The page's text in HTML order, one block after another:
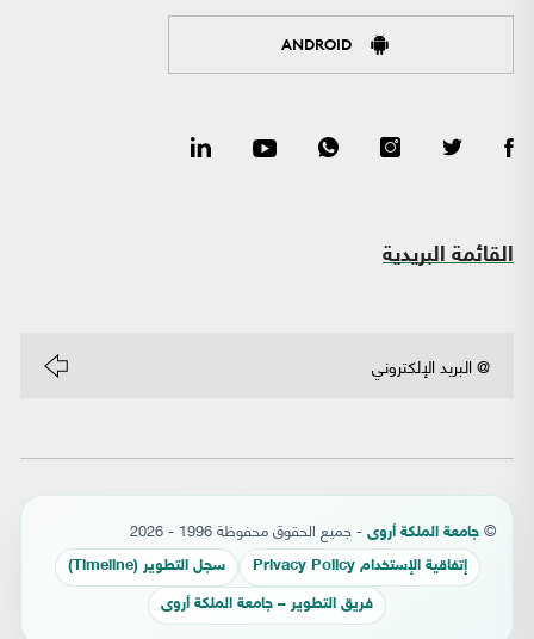
ANDROID
القائمة البريدية
© جامعة الملكة أروى - جميع الحقوق محفوظة 1996 - 2026
إتفاقية الإستخدام Privacy Policy سجل التطوير (Timeline)
فريق التطوير – جامعة الملكة أروى